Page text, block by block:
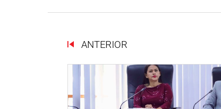
ANTERIOR